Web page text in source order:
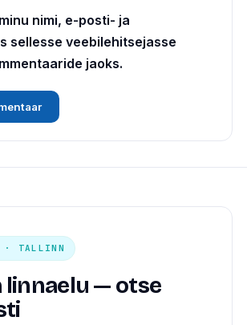
nimi, e-posti- ja
sellesse veebilehitsejasse
jaoks.
TALLINN
linnaelu — otse